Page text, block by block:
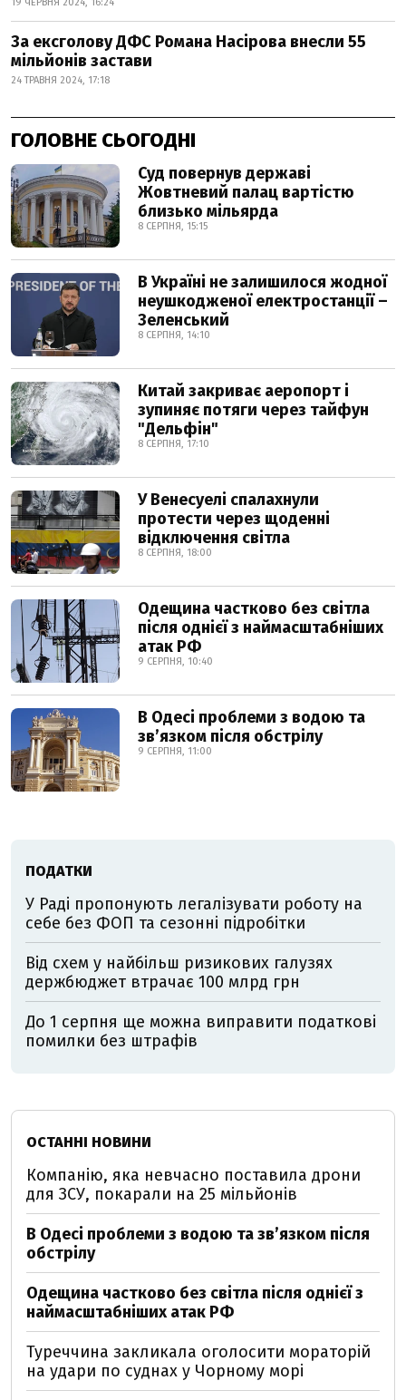
За ексголову ДФС Романа Насірова внесли 55
мільйонів застави
24 ТРАВНЯ 2024, 17:18
ГОЛОВНЕ СЬОГОДНІ
Суд повернув державі
Жовтневий палац вартістю
близько мільярда
8 СЕРПНЯ, 15:15
В Україні не залишилося жодної
неушкодженої електростанції –
Зеленський
8 СЕРПНЯ, 14:10
Китай закриває аеропорт і
зупиняє потяги через тайфун
"Дельфін"
8 СЕРПНЯ, 17:10
У Венесуелі спалахнули
протести через щоденні
відключення світла
8 СЕРПНЯ, 18:00
Одещина частково без світла
після однієї з наймасштабніших
атак РФ
9 СЕРПНЯ, 10:40
В Одесі проблеми з водою та
звʼязком після обстрілу
9 СЕРПНЯ, 11:00
ПОДАТКИ
У Раді пропонують легалізувати роботу на
себе без ФОП та сезонні підробітки
Від схем у найбільш ризикових галузях
держбюджет втрачає 100 млрд грн
До 1 серпня ще можна виправити податкові
помилки без штрафів
ОСТАННІ НОВИНИ
Компанію, яка невчасно поставила дрони
для ЗСУ, покарали на 25 мільйонів
В Одесі проблеми з водою та звʼязком після
обстрілу
Одещина частково без світла після однієї з
наймасштабніших атак РФ
Туреччина закликала оголосити мораторій
на удари по суднах у Чорному морі